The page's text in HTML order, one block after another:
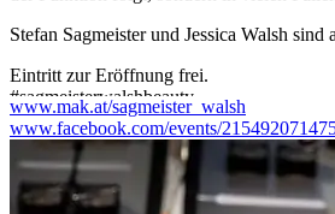
Stefan Sagmeister und Jessica Walsh sind
Eintritt zur Eröffnung frei.
#sagmeisterwalshbeauty
Wöchentlich regelmäßige Führungen
zahlreiche Spezial-Führungen und ein
Familienprogramm - mehr Infos auf:
https://MAK.at/sagmeister_walsh
www.mak.at/sagmeister_walsh
www.facebook.com/events/